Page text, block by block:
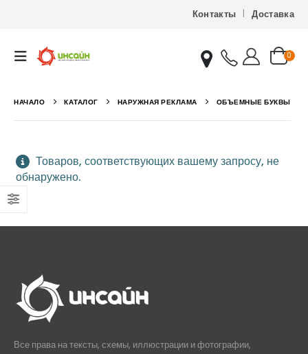
Контакты Доставка
0
НАЧАЛО КАТАЛОГ НАРУЖНАЯ РЕКЛАМА ОБЪЕМНЫЕ БУКВЫ
Товаров, соответствующих вашему запросу, не
обнаружено.
Все права на тексты, схемы, иллюстрации и фотографии,